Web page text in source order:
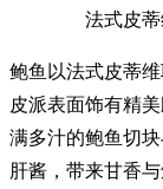
法式皮
鲍鱼以法式皮蒂
皮派表面饰有精
满多汁的鲍鱼切
肝酱，带来甘香